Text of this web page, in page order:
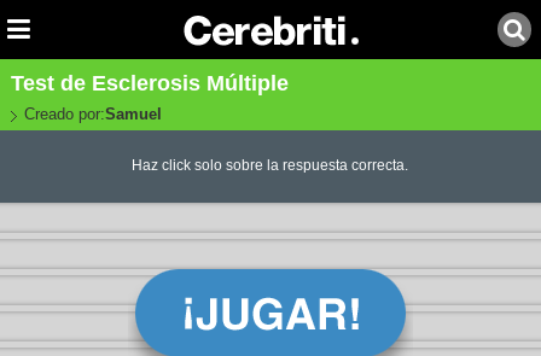
Test de Esclerosis Múltiple
Creado por:Samuel
Haz click solo sobre la respuesta correcta.